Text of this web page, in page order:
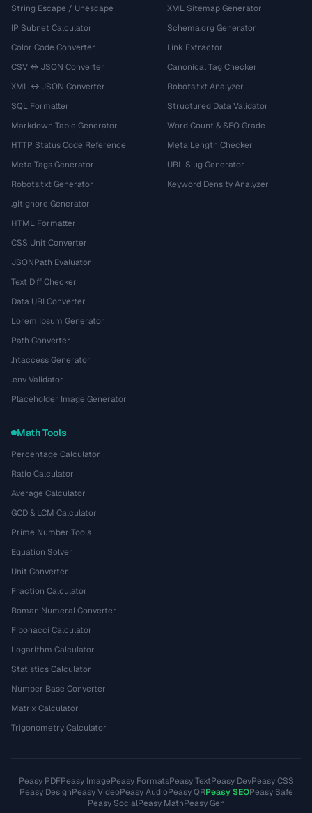
String Escape / Unescape
IP Subnet Calculator
Color Code Converter
CSV ↔ JSON Converter
XML ↔ JSON Converter
SQL Formatter
Markdown Table Generator
HTTP Status Code Reference
Meta Tags Generator
Robots.txt Generator
.gitignore Generator
HTML Formatter
CSS Unit Converter
JSONPath Evaluator
Text Diff Checker
Data URI Converter
Lorem Ipsum Generator
Path Converter
.htaccess Generator
.env Validator
Placeholder Image Generator
XML Sitemap Generator
Schema.org Generator
Link Extractor
Canonical Tag Checker
Robots.txt Analyzer
Structured Data Validator
Word Count & SEO Grade
Meta Length Checker
URL Slug Generator
Keyword Density Analyzer
Math Tools
Percentage Calculator
Ratio Calculator
Average Calculator
GCD & LCM Calculator
Prime Number Tools
Equation Solver
Unit Converter
Fraction Calculator
Roman Numeral Converter
Fibonacci Calculator
Logarithm Calculator
Statistics Calculator
Number Base Converter
Matrix Calculator
Trigonometry Calculator
Peasy PDFPeasy ImagePeasy FormatsPeasy TextPeasy DevPeasy CSS
Peasy DesignPeasy VideoPeasy AudioPeasy QRPeasy SEOPeasy Safe
Peasy SocialPeasy MathPeasy Gen